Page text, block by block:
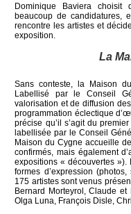
Dominique Baviera choisit
beaucoup de candidatures,
rencontre les artistes et
exposition.
La
Sans conteste, la Maison
Labellisé par le Conseil
valorisation et de diffusion
programmation éclectique
précise qu’il s’agit du
labellisée par le Conseil
Maison du Cygne accueille
confirmés, mais également
expositions « découvertes
formes d’expression
175 artistes sont venus
Bernard Morteyrol, Claude et
Olga Luna, François Disle,